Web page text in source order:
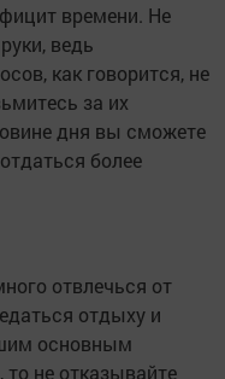
времени. Не
ведь
как говорится, не
за их
дня вы сможете
более
отвлечься от
отдыху и
основным
не отказывайте